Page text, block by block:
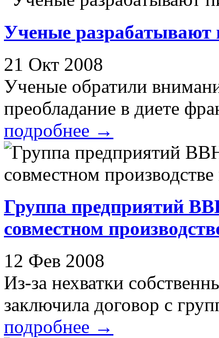
Ученые разрабатывают
21 Окт 2008
Ученые обратили
преобладание в диете
подробнее →
Группа предприятий
совместном
12 Фев 2008
Из-за нехватки
заключила договор с
подробнее →